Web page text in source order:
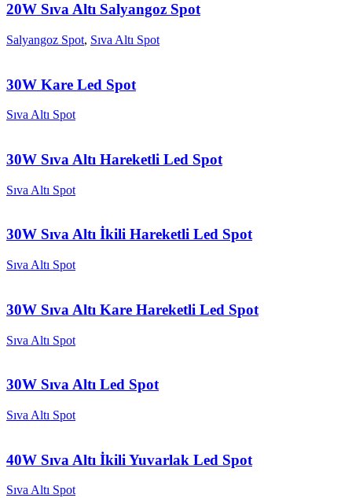
20W Sıva Altı Salyangoz Spot
Salyangoz Spot, Sıva Altı Spot
30W Kare Led Spot
Sıva Altı Spot
30W Sıva Altı Hareketli Led Spot
Sıva Altı Spot
30W Sıva Altı İkili Hareketli Led Spot
Sıva Altı Spot
30W Sıva Altı Kare Hareketli Led Spot
Sıva Altı Spot
30W Sıva Altı Led Spot
Sıva Altı Spot
40W Sıva Altı İkili Yuvarlak Led Spot
Sıva Altı Spot